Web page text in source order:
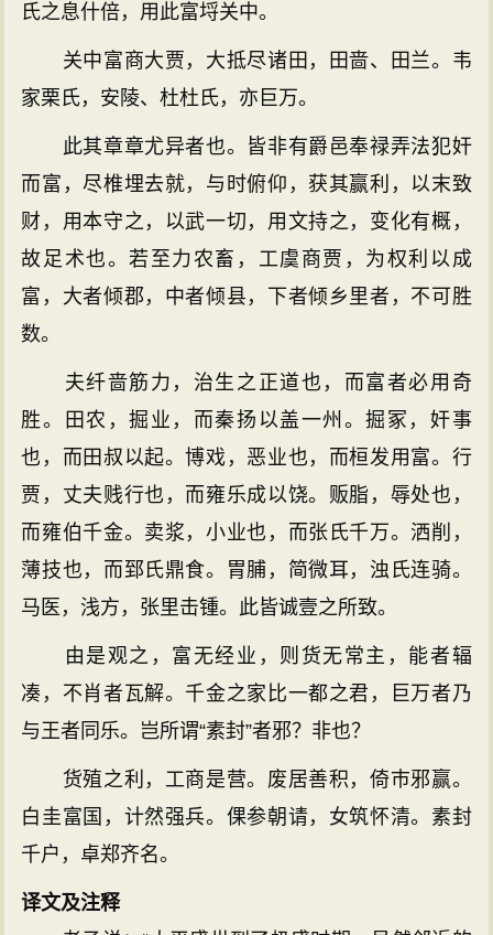
氏之息什倍，用此富埒关中。
关中富商大贾，大抵尽诸田，田啬、田兰。韦
家栗氏，安陵、杜杜氏，亦巨万。
此其章章尤异者也。皆非有爵邑奉禄弄法犯奸
而富，尽椎埋去就，与时俯仰，获其赢利，以末致
财，用本守之，以武一切，用文持之，变化有概，
故足术也。若至力农畜，工虞商贾，为权利以成
富，大者倾郡，中者倾县，下者倾乡里者，不可胜
数。
夫纤啬筋力，治生之正道也，而富者必用奇
胜。田农，掘业，而秦扬以盖一州。掘冢，奸事
也，而田叔以起。博戏，恶业也，而桓发用富。行
贾，丈夫贱行也，而雍乐成以饶。贩脂，辱处也，
而雍伯千金。卖浆，小业也，而张氏千万。洒削，
薄技也，而郅氏鼎食。胃脯，简微耳，浊氏连骑。
马医，浅方，张里击锺。此皆诚壹之所致。
由是观之，富无经业，则货无常主，能者辐
凑，不肖者瓦解。千金之家比一都之君，巨万者乃
与王者同乐。岂所谓“素封”者邪？非也？
货殖之利，工商是营。废居善积，倚巿邪赢。
白圭富国，计然强兵。倮参朝请，女筑怀清。素封
千户，卓郑齐名。
译文及注释